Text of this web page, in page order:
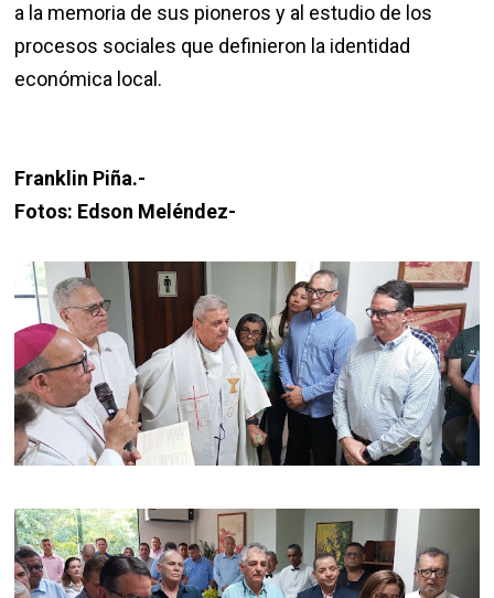
a la memoria de sus pioneros y al estudio de los
procesos sociales que definieron la identidad
económica local.
Franklin Piña.-
Fotos: Edson Meléndez-